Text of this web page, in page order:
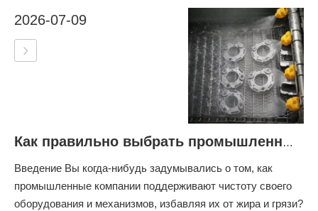
2026-07-09
Как правильно выбрать промышленный обезжириватель
Введение Вы когда-нибудь задумывались о том, как
промышленные компании поддерживают чистоту своего
оборудования и механизмов, избавляя их от жира и грязи?